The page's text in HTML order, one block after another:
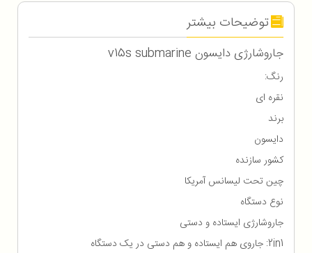
توضیحات بیشتر
جاروشارژی دایسون v15s submarine
رنگ:
نقره ای
برند
دایسون
کشور سازنده
چین تحت لیسانس آمریکا
نوع دستگاه
جاروشارژی ایستاده و دستی
2in1: جاروی هم ایستاده و هم دستی در یک دستگاه